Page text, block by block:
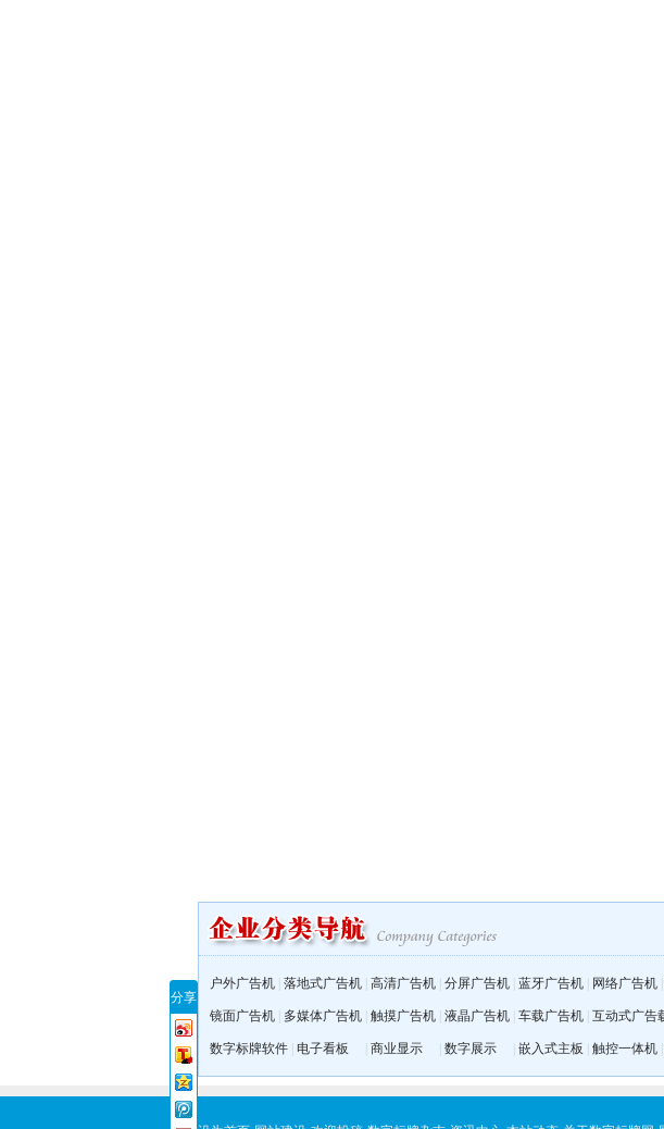
户外广告机 落地式广告机 高清广告机 分屏广告机 蓝牙广告机 网络广告机
镜面广告机 多媒体广告机 触摸广告机 液晶广告机 车载广告机 互动式广告
数字标牌软件 电子看板 商业显示 数字展示 嵌入式主板 触控一体机
分享